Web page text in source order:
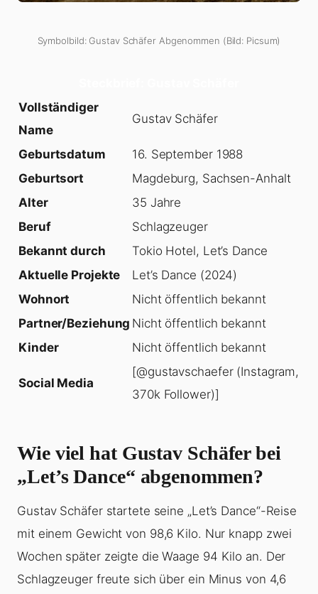
Symbolbild: Gustav Schäfer Abgenommen (Bild: Picsum)
Vollständiger
Name
Gustav Schäfer
Geburtsdatum
16. September 1988
Geburtsort
Magdeburg, Sachsen-Anhalt
Alter
35 Jahre
Beruf
Schlagzeuger
Bekannt durch
Tokio Hotel, Let’s Dance
Aktuelle Projekte
Let’s Dance (2024)
Wohnort
Nicht öffentlich bekannt
Partner/Beziehung Nicht öffentlich bekannt
Kinder
Nicht öffentlich bekannt
Social Media
[@gustavschaefer (Instagram,
370k Follower)]
Wie viel hat Gustav Schäfer bei
„Let’s Dance“ abgenommen?
Gustav Schäfer startete seine „Let’s Dance“-Reise
mit einem Gewicht von 98,6 Kilo. Nur knapp zwei
Wochen später zeigte die Waage 94 Kilo an. Der
Schlagzeuger freute sich über ein Minus von 4,6